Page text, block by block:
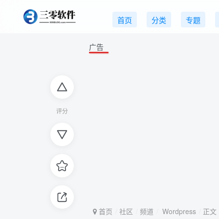
首页 分类 专题
评分
评分
广告
首页 社区 频道 Wordpress 正文